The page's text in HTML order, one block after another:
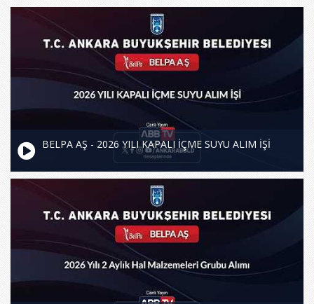
BELPA AŞ - 2026 YILI KAPALI İÇME SUYU ALIM İŞİ